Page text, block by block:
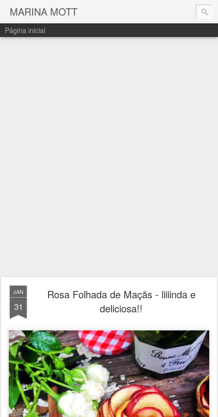
MARINA MOTT
Página inicial
JAN
31
Rosa Folhada de Maçãs - liiiinda e
deliciosa!!